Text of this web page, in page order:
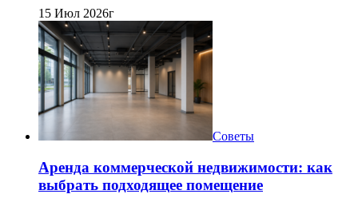
15 Июл 2026г
Советы
Аренда коммерческой недвижимости: как
выбрать подходящее помещение